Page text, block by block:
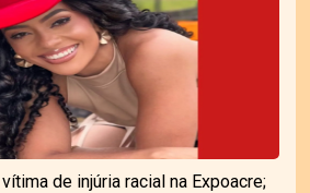
de injúria racial na Expoacre;